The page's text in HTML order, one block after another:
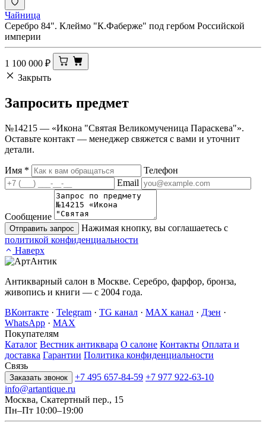
Чайница
Серебро 84". Клеймо "К.Фаберже" под гербом Российской
империи
1 100 000 ₽
Закрыть
Запросить предмет
№14215 — «Икона "Святая Великомученица Параскева"».
Оставьте контакт — менеджер свяжется с вами и уточнит
детали.
Имя *
Телефон
Email
Сообщение
Отправить запрос
Нажимая кнопку, вы соглашаетесь с
политикой конфиденциальности
Наверх
Антикварный салон в Москве. Серебро, фарфор, бронза,
живопись и книги — с 2004 года.
ВКонтакте · Telegram · TG канал · MAX канал · Дзен ·
WhatsApp · MAX
Покупателям
Каталог Вестник антиквара О салоне Контакты Оплата и
доставка Гарантии Политика конфиденциальности
Связь
Заказать звонок +7 495 657-84-59 +7 977 922-63-10
info@artantique.ru
Москва, Скатертный пер., 15
Пн–Пт 10:00–19:00